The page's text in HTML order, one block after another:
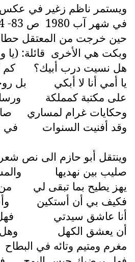
ويستمر ناظم زغير في عكس
في شهر آب 1980
ص 83- 84
حين خرجت من المعتقل
وبكت هي الأخرى قائلة:
هل نسيت درب أبيك؟
كم
يا أمي أنا لا أبكي
بل
على مكتبة كمملكة
وحكايات غرام لمساري
وقد أفنيت السنوات
في
وينتقل أبو حازم الى نص شعري
صليب بين نهديها
يهز يطيح بما تبقى لي
فكيف بي أن أستكين
أنا عاشق سيدتي
أن يعشق الكهل
مغرم ومتيم وتائه في البطاح